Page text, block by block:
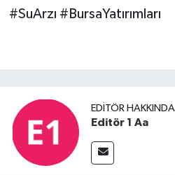
#SuArzı #BursaYatırımları
EDITÖR HAKKINDA
Editör 1 Aa